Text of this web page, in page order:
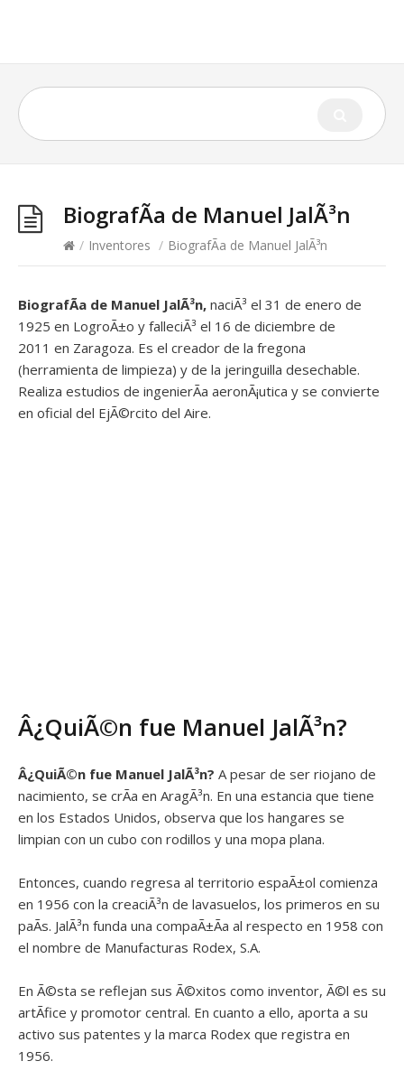
BiografÃ­a de Manuel JalÃ³n
/ Inventores / BiografÃ­a de Manuel JalÃ³n
BiografÃ­a de Manuel JalÃ³n, naciÃ³ el 31 de enero de
1925 en LogroÃ±o y falleciÃ³ el 16 de diciembre de
2011 en Zaragoza. Es el creador de la fregona
(herramienta de limpieza) y de la jeringuilla desechable.
Realiza estudios de ingenierÃ­a aeronÃ¡utica y se convierte
en oficial del EjÃ©rcito del Aire.
Â¿QuiÃ©n fue Manuel JalÃ³n?
Â¿QuiÃ©n fue Manuel JalÃ³n? A pesar de ser riojano de
nacimiento, se crÃ­a en AragÃ³n. En una estancia que tiene
en los Estados Unidos, observa que los hangares se
limpian con un cubo con rodillos y una mopa plana.
Entonces, cuando regresa al territorio espaÃ±ol comienza
en 1956 con la creaciÃ³n de lavasuelos, los primeros en su
paÃ­s. JalÃ³n funda una compaÃ±Ã­a al respecto en 1958 con
el nombre de Manufacturas Rodex, S.A.
En Ã©sta se reflejan sus Ã©xitos como inventor, Ã©l es su
artÃ­fice y promotor central. En cuanto a ello, aporta a su
activo sus patentes y la marca Rodex que registra en
1956.